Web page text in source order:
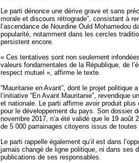
Le parti dénonce une dérive grave et sans
morale et discours rétrograde”, consistant à
l’ascendance de Nourdine Ould Mohamedou
popularité, notamment dans les cercles
persistent encore.
« Ces tentatives sont non seulement
valeurs fondamentales de la République, de
respect mutuel », affirme le texte.
“Mauritanie en Avant”, dont le projet politique
l’initiative “En Avant Mauritanie”, revendique
et nationale. Le parti affirme avoir produit
pour le développement du pays. Son dossier
novembre 2017, n’a été validé que le 19 août
de 5 000 parrainages citoyens issus de
Le parti rappelle également qu’il est dans
jamais changé de ligne politique, ni dans ses
publications de ses responsables.